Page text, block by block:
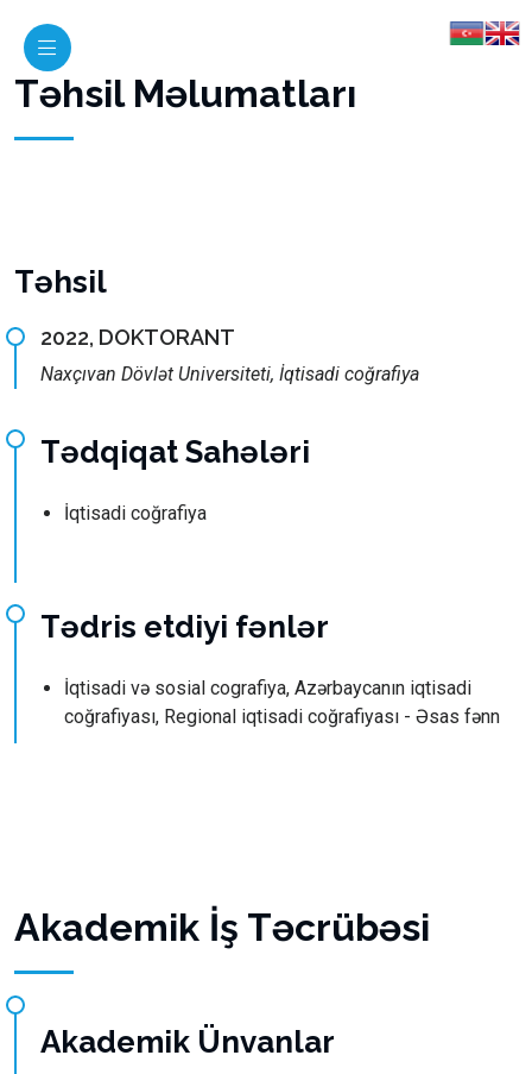
Təhsil Məlumatları
Təhsil
2022, DOKTORANT
Naxçıvan Dövlət Universiteti, İqtisadi coğrafiya
Tədqiqat Sahələri
İqtisadi coğrafiya
Tədris etdiyi fənlər
İqtisadi və sosial cografiya, Azərbaycanın iqtisadi
coğrafiyası, Regional iqtisadi coğrafiyası - Əsas fənn
Akademik İş Təcrübəsi
Akademik Ünvanlar